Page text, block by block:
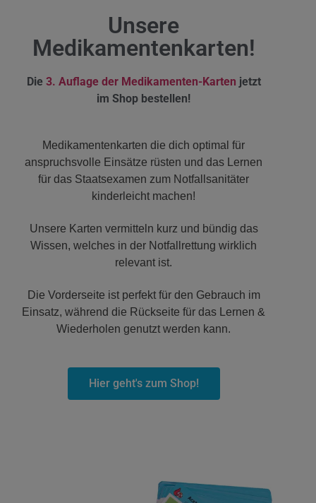
Unsere
Medikamentenkarten!
Die 3. Auflage der Medikamenten-Karten jetzt
im Shop bestellen!
Medikamentenkarten die dich optimal für
anspruchsvolle Einsätze rüsten und das Lernen
für das Staatsexamen zum Notfallsanitäter
kinderleicht machen!
Unsere Karten vermitteln kurz und bündig das
Wissen, welches in der Notfallrettung wirklich
relevant ist.
Die Vorderseite ist perfekt für den Gebrauch im
Einsatz, während die Rückseite für das Lernen &
Wiederholen genutzt werden kann.
Hier geht's zum Shop!